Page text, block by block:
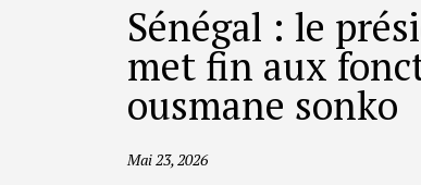
Sénégal : le
met fin aux
ousmane sonko
Mai 23, 2026